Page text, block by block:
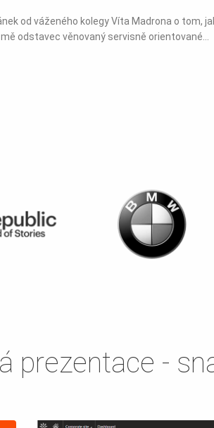
od váženého kolegy Víta Madrona o tom,
odstavec věnovaný servisně orientované...
prezentace -